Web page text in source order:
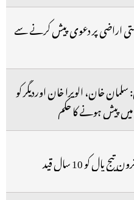
اراضی پر دعوی پیش کرنے سے
سلمان خان، الویرا خان اوردیگر کو
کو 10 سال قید